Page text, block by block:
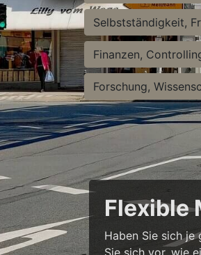
Selbstständigkeit,
Finanzen,
Forschung,
Flexible
Haben Sie sich